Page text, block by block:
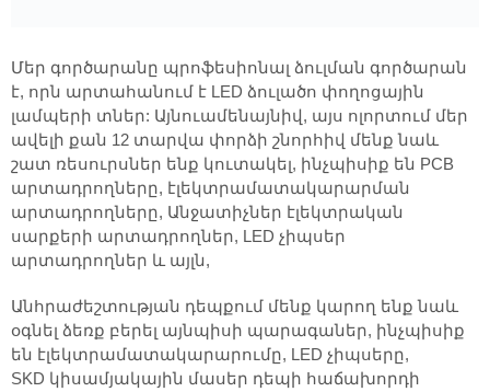
Մեր գործարանը պրոֆեսիոնալ ձուլման գործարան
է, որն արտահանում է LED ձուլածո փողոցային
լամպերի տներ: Այնուամենայնիվ, այս ոլորտում մեր
ավելի քան 12 տարվա փորձի շնորհիվ մենք նաև
շատ ռեսուրսներ ենք կուտակել, ինչպիսիք են PCB
արտադրողները, էլեկտրամատակարարման
արտադրողները, Անջատիչներ էլեկտրական
սարքերի արտադրողներ, LED չիպսեր
արտադրողներ և այլն,
Անհրաժեշտության դեպքում մենք կարող ենք նաև
օգնել ձեռք բերել այնպիսի պարագաներ, ինչպիսիք
են էլեկտրամատակարարումը, LED չիպսերը,
SKD կիսամյակային մասեր դեպի հաճախորդի